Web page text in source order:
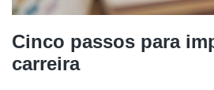
Cinco passos para
carreira